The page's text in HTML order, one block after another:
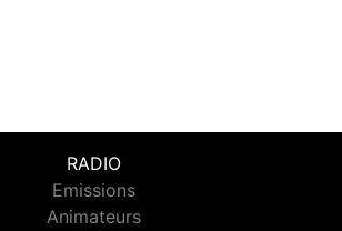
RADIO
Emissions
Animateurs